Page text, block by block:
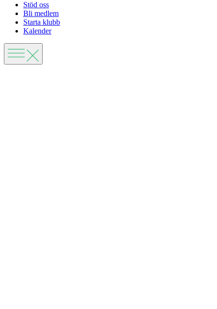
Stöd oss
Bli medlem
Starta klubb
Kalender